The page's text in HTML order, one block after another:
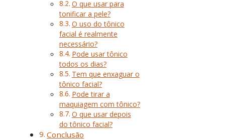
O que usar para
tonificar a pele?
O uso do tônico
facial é realmente
necessário?
Pode usar tônico
todos os dias?
Tem que enxaguar o
tônico facial?
Pode tirar a
maquiagem com tônico?
O que usar depois
do tônico facial?
Conclusão